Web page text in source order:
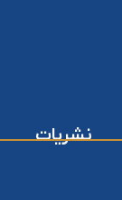
نشریات